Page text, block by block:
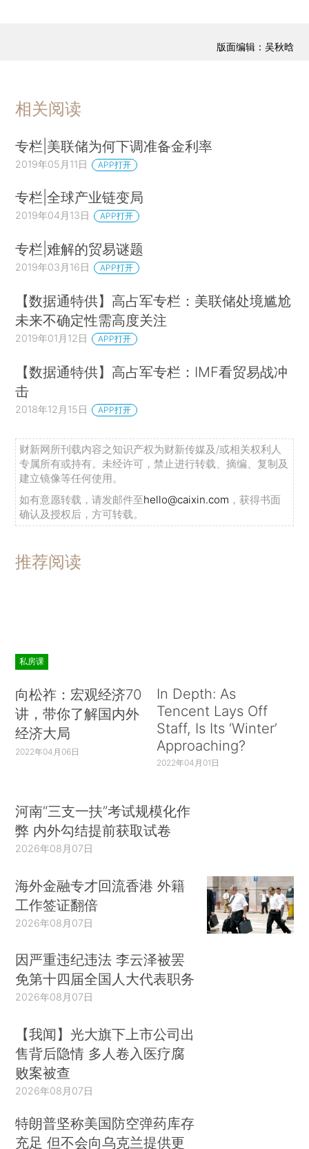
版面编辑：吴秋晗
相关阅读
专栏|美联储为何下调准备金利率
2019年05月11日 APP打开
专栏|全球产业链变局
2019年04月13日 APP打开
专栏|难解的贸易谜题
2019年03月16日 APP打开
【数据通特供】高占军专栏：美联储处境尴尬
未来不确定性需高度关注
2019年01月12日 APP打开
【数据通特供】高占军专栏：IMF看贸易战冲
击
2018年12月15日 APP打开
财新网所刊载内容之知识产权为财新传媒及/或相关权利人
专属所有或持有。未经许可，禁止进行转载、摘编、复制及
建立镜像等任何使用。
如有意愿转载，请发邮件至hello@caixin.com ，获得书面
确认及授权后，方可转载。
推荐阅读
私房课
向松祚：宏观经济70
讲，带你了解国内外
经济大局
2022年04月06日
In Depth: As
Tencent Lays Off
Staff, Is Its ‘Winter’
Approaching?
2022年04月01日
河南“三支一扶”考试规模化作
弊 内外勾结提前获取试卷
2026年08月07日
海外金融专才回流香港 外籍
工作签证翻倍
2026年08月07日
因严重违纪违法 李云泽被罢
免第十四届全国人大代表职务
2026年08月07日
【我闻】光大旗下上市公司出
售背后隐情 多人卷入医疗腐
败案被查
2026年08月07日
特朗普坚称美国防空弹药库存
充足 但不会向乌克兰提供更